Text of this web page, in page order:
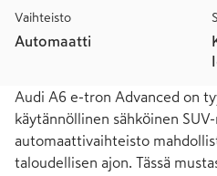
Vaihteisto
Automaatti
Audi A6 e-tron Advanced on
käytännöllinen sähköinen
automaattivaihteisto
taloudellisen ajon. Tässä